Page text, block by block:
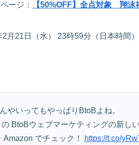
ージ： 【50%OFF】全点対象 翔泳
月21日（水） 23時59分（日本時間）
やいってもやっぱりBtoBよね。
BtoBウェブマーケティングの新し
Amazon でチェック！
https://t.co/